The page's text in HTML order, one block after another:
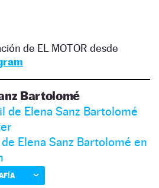
de EL MOTOR desde
Bartolomé
de Elena Sanz Bartolomé
Elena Sanz Bartolomé en